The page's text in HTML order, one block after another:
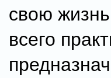
свою
всего